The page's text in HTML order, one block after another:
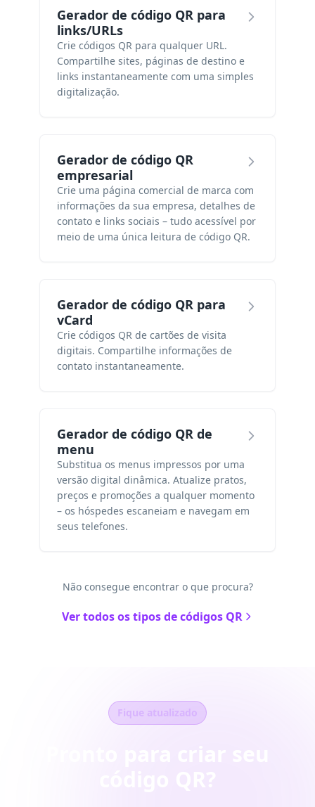
Gerador de código QR para
links/URLs
Crie códigos QR para qualquer URL.
Compartilhe sites, páginas de destino e
links instantaneamente com uma simples
digitalização.
Gerador de código QR
empresarial
Crie uma página comercial de marca com
informações da sua empresa, detalhes de
contato e links sociais – tudo acessível por
meio de uma única leitura de código QR.
Gerador de código QR para
vCard
Crie códigos QR de cartões de visita
digitais. Compartilhe informações de
contato instantaneamente.
Gerador de código QR de
menu
Substitua os menus impressos por uma
versão digital dinâmica. Atualize pratos,
preços e promoções a qualquer momento
– os hóspedes escaneiam e navegam em
seus telefones.
Não consegue encontrar o que procura?
Ver todos os tipos de códigos QR
Fique atualizado